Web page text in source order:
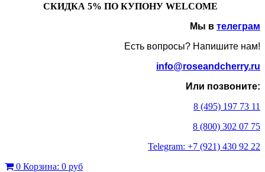
СКИДКА 5% ПО КУПОНУ WELCOME
Мы в телеграм
Есть вопросы? Напишите нам!
info@roseandcherry.ru
Или позвоните:
8 (495) 197 73 11
8 (800) 302 07 75
Telegram: +7 (921) 430 92 22
0 Корзина: 0 руб